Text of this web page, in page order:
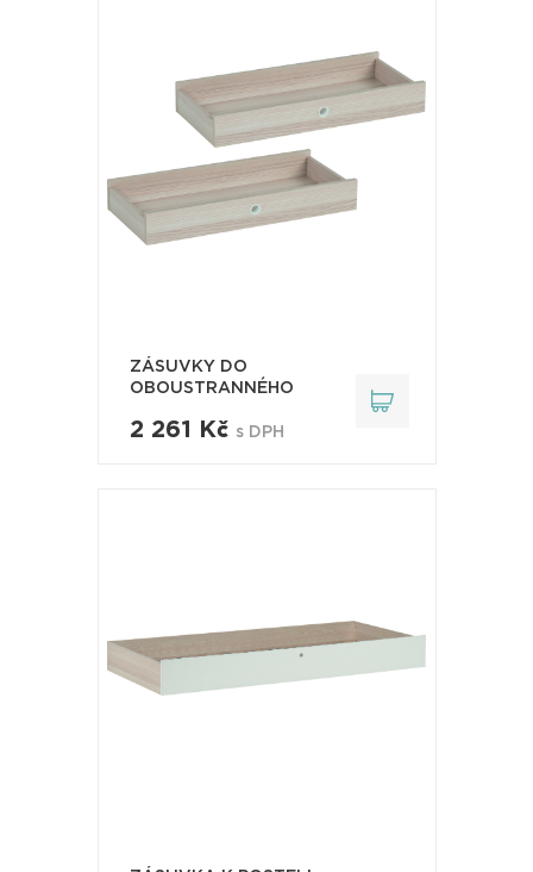
ZÁSUVKY DO
OBOUSTRANNÉHO
2 261 Kč s DPH